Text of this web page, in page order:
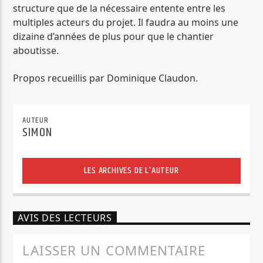
structure que de la nécessaire entente entre les
multiples acteurs du projet. Il faudra au moins une
dizaine d’années de plus pour que le chantier
aboutisse.
Propos recueillis par Dominique Claudon.
AUTEUR
SIMON
LES ARCHIVES DE L'AUTEUR
AVIS DES LECTEURS
LAISSER UN COMMENTAIRE